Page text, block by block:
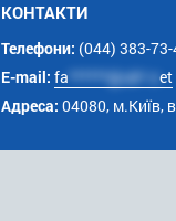
КОНТАКТИ
Телефони: (044) 383-
E-mail: fa ******@uk*.net
Адреса: 04080, м.Київ,